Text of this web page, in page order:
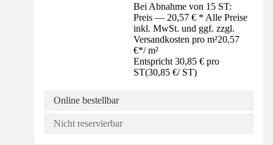
Bei Abnahme von 15 ST:
Preis — 20,57 € * Alle Preise
inkl. MwSt. und ggf. zzgl.
Versandkosten pro m²20,57
€*/ m²
Entspricht 30,85 € pro
ST(30,85 €/ ST)
Online bestellbar
Nicht reservierbar